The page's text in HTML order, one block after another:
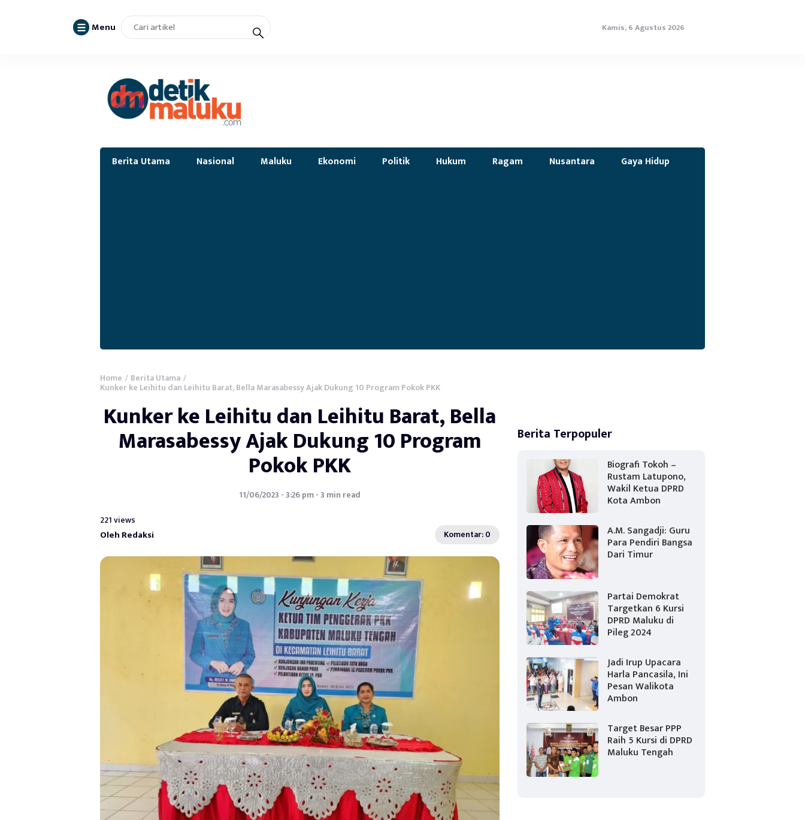
Menu Kamis, 6 Agustus 2026
Berita Utama Nasional Maluku Ekonomi Politik Hukum Ragam Nusantara Gaya Hidup
Home / Berita Utama /
Kunker ke Leihitu dan Leihitu Barat, Bella Marasabessy Ajak Dukung 10 Program Pokok PKK
Kunker ke Leihitu dan Leihitu Barat, Bella
Marasabessy Ajak Dukung 10 Program
Pokok PKK
11/06/2023 - 3:26 pm - 3 min read
221 views
Oleh Redaksi Komentar: 0
Berita Terpopuler
Biografi Tokoh –
Rustam Latupono,
Wakil Ketua DPRD
Kota Ambon
A.M. Sangadji: Guru
Para Pendiri Bangsa
Dari Timur
Partai Demokrat
Targetkan 6 Kursi
DPRD Maluku di
Pileg 2024
Jadi Irup Upacara
Harla Pancasila, Ini
Pesan Walikota
Ambon
Target Besar PPP
Raih 5 Kursi di DPRD
Maluku Tengah